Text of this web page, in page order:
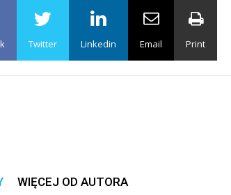
Twitter Linkedin Email Print
WIĘCEJ OD AUTORA